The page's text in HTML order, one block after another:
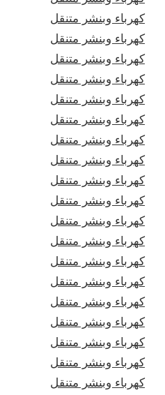
كهرباء وبنشر متنقل
كهرباء وبنشر متنقل
كهرباء وبنشر متنقل
كهرباء وبنشر متنقل
كهرباء وبنشر متنقل
كهرباء وبنشر متنقل
كهرباء وبنشر متنقل
كهرباء وبنشر متنقل
كهرباء وبنشر متنقل
كهرباء وبنشر متنقل
كهرباء وبنشر متنقل
كهرباء وبنشر متنقل
كهرباء وبنشر متنقل
كهرباء وبنشر متنقل
كهرباء وبنشر متنقل
كهرباء وبنشر متنقل
كهرباء وبنشر متنقل
كهرباء وبنشر متنقل
كهرباء وبنشر متنقل